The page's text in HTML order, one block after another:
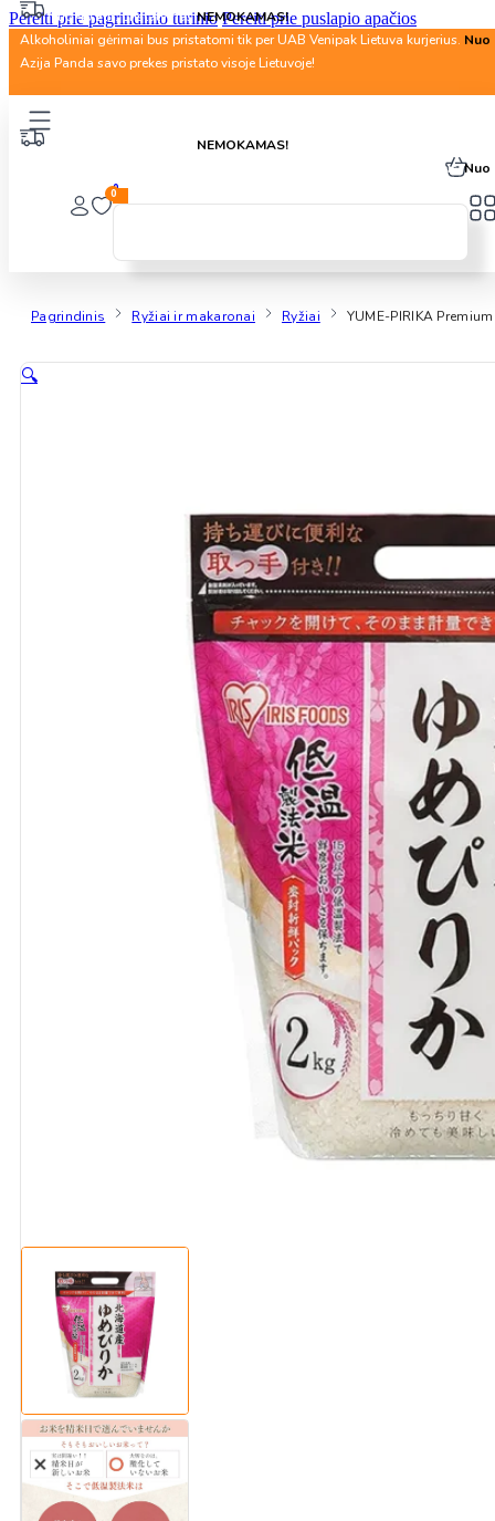
Pereiti prie pagrindinio turinio Pereiti prie puslapio apačios
Nuo 40 Eur. pristatymasNEMOKAMAS!
Alkoholiniai gėrimai bus pristatomi tik per UAB Venipak Lietuva kurjerius. Nuo
Azija Panda savo prekes pristato visoje Lietuvoje!
NEMOKAMAS!
Alkoholiniai gėrimai bus pristatomi tik per UAB Venipak Lietuva kurjerius.Nuo
00
Pagrindinis Ryžiai ir makaronai Ryžiai YUME-PIRIKA
🔍